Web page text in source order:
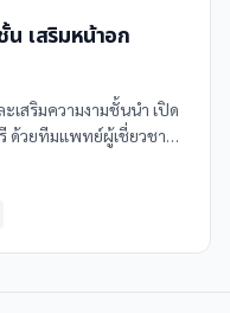
เสริมหน้าอก
สริมความงามชั้นนำ เปิด
ด้วยทีมแพทย์ผู้เชี่ยวชาญ